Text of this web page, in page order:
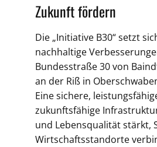
Zukunft fördern
Die „Initiative B30“ setzt
nachhaltige
Bundesstraße 30 von
an der Riß in
Eine sichere,
zukunftsfähige
und Lebensqualität stärkt,
Wirtschaftsstandorte